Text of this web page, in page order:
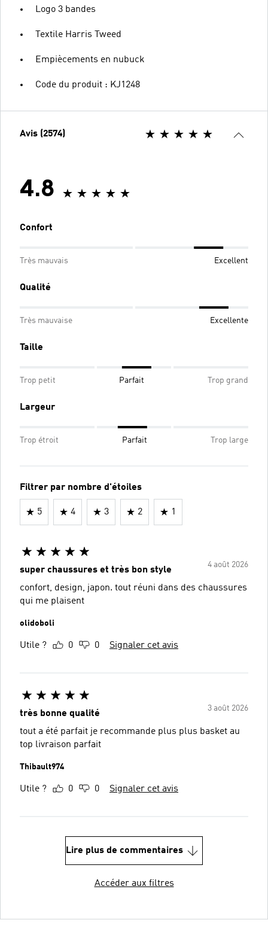
Logo 3 bandes
Textile Harris Tweed
Empiècements en nubuck
Code du produit : KJ1248
Avis (2574)
4.8
Confort
Très mauvais Excellent
Qualité
Très mauvaise Excellente
Taille
Trop petit Parfait Trop grand
Largeur
Trop étroit Parfait Trop large
Filtrer par nombre d'étoiles
5 4 3 2 1
4 août 2026
super chaussures et très bon style
confort, design, japon. tout réuni dans des chaussures
qui me plaisent
olidoboli
Utile ? 0 0 Signaler cet avis
3 août 2026
très bonne qualité
tout a été parfait je recommande plus plus basket au
top livraison parfait
Thibault974
Utile ? 0 0 Signaler cet avis
Lire plus de commentaires
Accéder aux filtres